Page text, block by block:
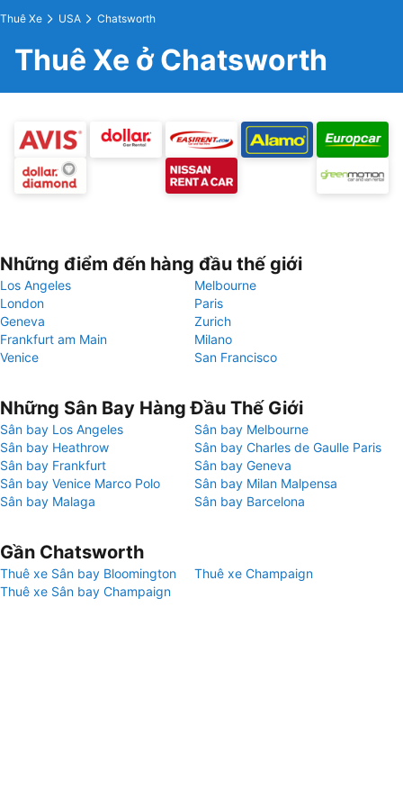
Thuê Xe USA Chatsworth
Thuê Xe ở Chatsworth
Những điểm đến hàng đầu thế giới
Los Angeles
Melbourne
London
Paris
Geneva
Zurich
Frankfurt am Main
Milano
Venice
San Francisco
Những Sân Bay Hàng Đầu Thế Giới
Sân bay Los Angeles
Sân bay Melbourne
Sân bay Heathrow
Sân bay Charles de Gaulle Paris
Sân bay Frankfurt
Sân bay Geneva
Sân bay Venice Marco Polo
Sân bay Milan Malpensa
Sân bay Malaga
Sân bay Barcelona
Gần Chatsworth
Thuê xe Sân bay Bloomington
Thuê xe Champaign
Thuê xe Sân bay Champaign